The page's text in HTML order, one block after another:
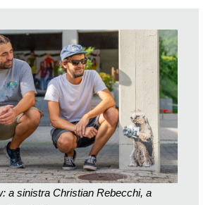
ticinesi che da anni crea opere murali
monumentale sulle superfici degli edifici
per la Svizzera e per il mondo – da
Nuova Delhi a Phoenix e Miami, solo per
prossime settimane tornerà ad animare le
per un progetto nuovo e completamente
quanto realizzato finora.
Zoo degli animali, originale e diffuso, che
in quel di Mesocco, piccolo comune dei
a sinistra Christian Rebecchi, a